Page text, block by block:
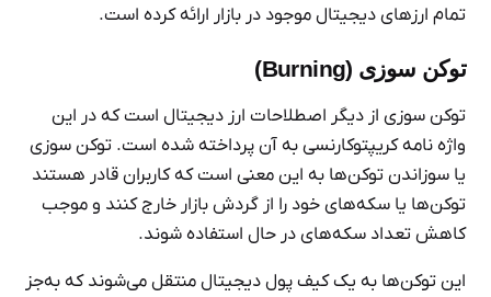
تمام ارزهای دیجیتال موجود در بازار ارائه کرده است.
توکن سوزی (Burning)
توکن سوزی از دیگر اصطلاحات ارز دیجیتال است که در این
واژه نامه کریپتوکارنسی به آن پرداخته ‌شده است. توکن سوزی
یا سوزاندن توکن‌ها به این معنی است که کاربران قادر هستند
توکن‌ها یا سکه‌های خود را از گردش بازار خارج کنند و موجب
کاهش تعداد سکه‌های در حال استفاده شوند.
این توکن‌ها به یک کیف پول دیجیتال منتقل می‌شوند که به‌جز